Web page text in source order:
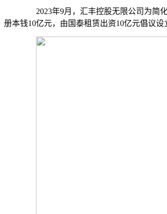
2023年9月，汇丰控股无限公司为简化
册本钱10亿元，由国泰租赁出资10亿元倡议设